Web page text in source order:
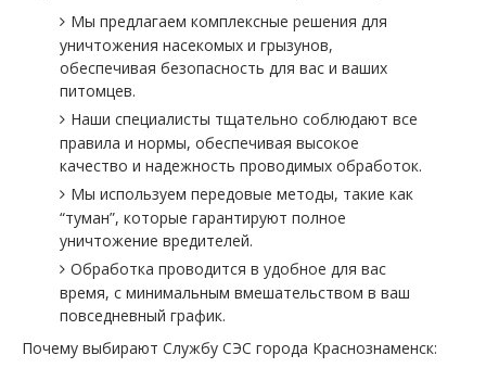
Мы предлагаем комплексные решения для
уничтожения насекомых и грызунов,
обеспечивая безопасность для вас и ваших
питомцев.
Наши специалисты тщательно соблюдают все
правила и нормы, обеспечивая высокое
качество и надежность проводимых обработок.
Мы используем передовые методы, такие как
“туман”, которые гарантируют полное
уничтожение вредителей.
Обработка проводится в удобное для вас
время, с минимальным вмешательством в ваш
повседневный график.
Почему выбирают Службу СЭС города Краснознаменск: